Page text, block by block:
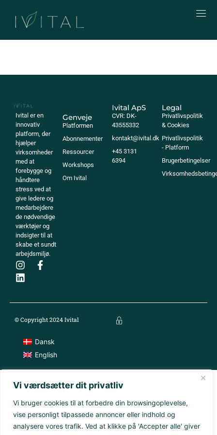
Vi værdsætter dit privatliv
Vi bruger cookies til at forbedre din browsingoplevelse,
vise personligt tilpassede annoncer eller indhold og
analysere vores trafik. Ved at klikke på 'Accepter alle' giver
Ivital er en
innovativ
platform, der
hjælper
virksomheder
med at
forebygge og
håndtere
stress ved at
give ledere og
medarbejdere
de nødvendige
værktøjer og
indsigter til at
skabe et sundt
arbejdsmiljø.
Genveje
Platformen
Abonnementer
Ressourcer
Workshops
Om Ivital
Ivital ApS
CVR: DK-
43555332
kontakt@ivital.dk
+45 3131
6394
Legal
Privatlivspolitik
& Cookies
Privatlivspolitik
- Platform
Brugerbetingelser
© Copyright 2024 Ivital
Dansk
English